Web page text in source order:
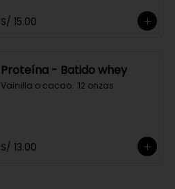
S/ 15.00
Proteína - Batido whey
Vainilla o cacao.  12 onzas
S/ 13.00